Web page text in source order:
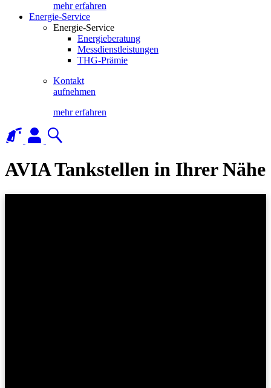
mehr erfahren
Energie-Service
Energie-Service
Energieberatung
Messdienstleistungen
THG-Prämie
Kontakt
aufnehmen
mehr erfahren
AVIA Tankstellen in Ihrer Nähe